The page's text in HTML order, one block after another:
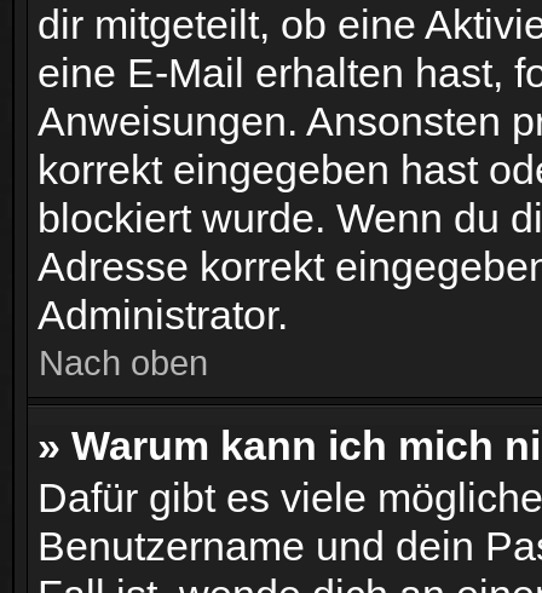
dir mitgeteilt, ob eine
eine E-Mail erhalten hast,
Anweisungen. Ansonsten
korrekt eingegeben hast
blockiert wurde. Wenn du
Adresse korrekt
Administrator.
Nach oben
» Warum kann ich mich
Dafür gibt es viele
Benutzername und dein